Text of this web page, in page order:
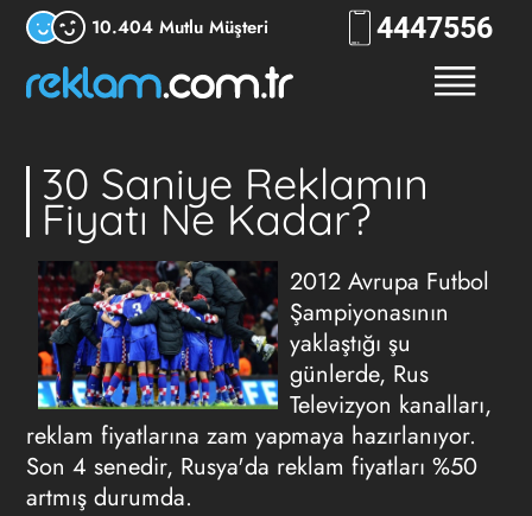
10.404 Mutlu Müşteri 444RKLM
30 Saniye Reklamın
Fiyatı Ne Kadar?
2012 Avrupa Futbol
Şampiyonasının
yaklaştığı şu
günlerde, Rus
Televizyon kanalları,
reklam fiyatlarına zam yapmaya hazırlanıyor.
Son 4 senedir, Rusya'da reklam fiyatları %50
artmış durumda.